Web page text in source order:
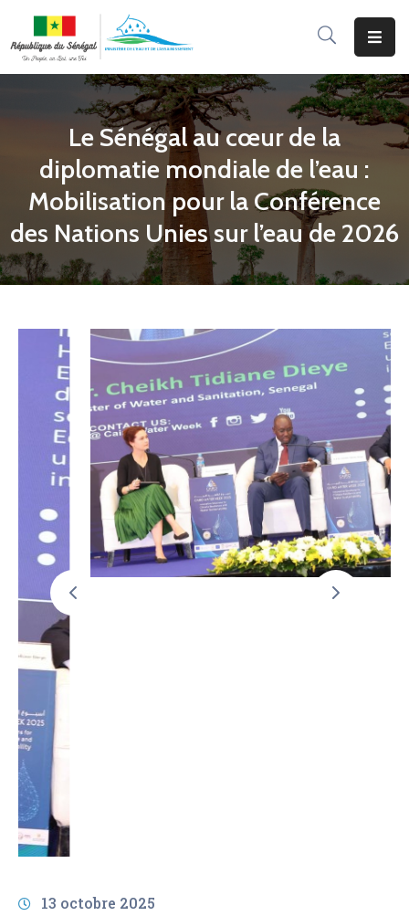
Ministère
Programmes
Projets
Services
Actualité
Documentation
AMCOW
Le Sénégal au cœur de la
diplomatie mondiale de l’eau :
Mobilisation pour la Conférence
des Nations Unies sur l’eau de 2026
13 octobre 2025
Par
MEA
0
Le Sénégal au cœur de la
diplomatie mondiale de
l’eau : Mobilisation pour la
Conférence des Nations
Unies sur l’eau de 2026